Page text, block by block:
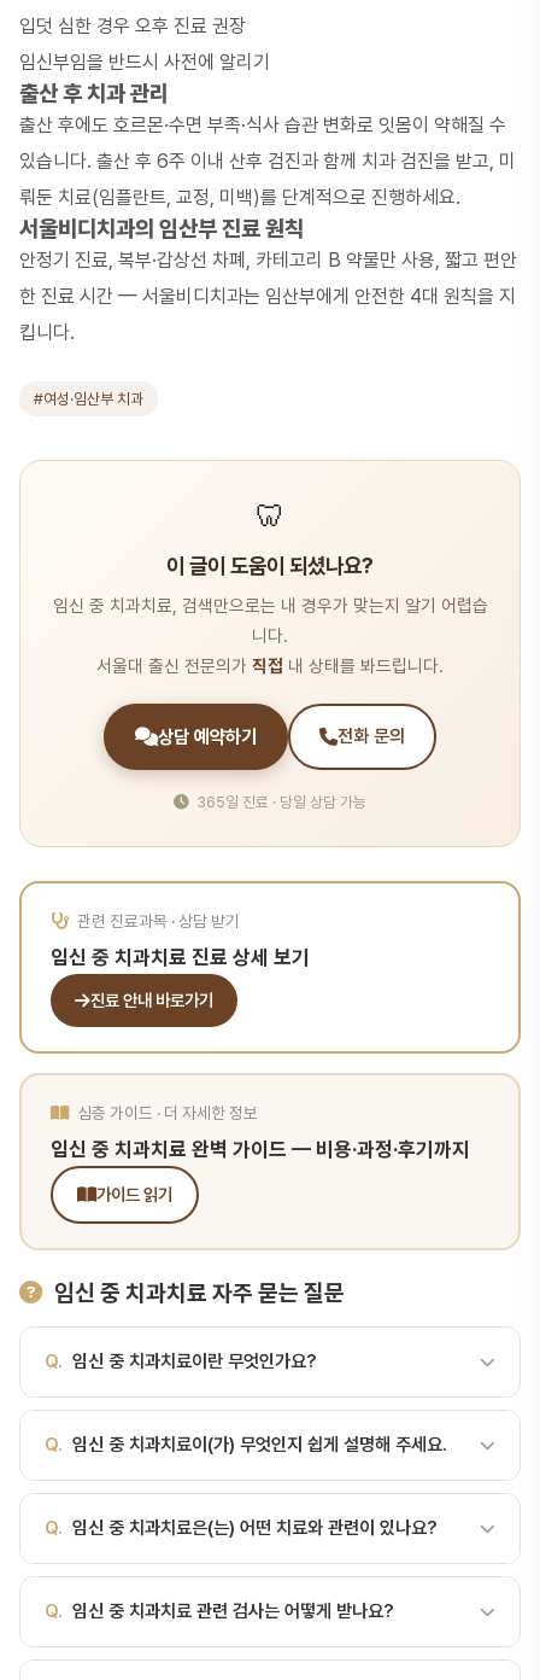
입덧 심한 경우 오후 진료 권장
임신부임을 반드시 사전에 알리기
출산 후 치과 관리
출산 후에도 호르몬·수면 부족·식사 습관 변화로 잇몸이 약해질 수
있습니다. 출산 후 6주 이내 산후 검진과 함께 치과 검진을 받고, 미
뤄둔 치료(임플란트, 교정, 미백)를 단계적으로 진행하세요.
서울비디치과의 임산부 진료 원칙
안정기 진료, 복부·갑상선 차폐, 카테고리 B 약물만 사용, 짧고 편안
한 진료 시간 — 서울비디치과는 임산부에게 안전한 4대 원칙을 지
킵니다.
#여성·임산부 치과
🦷
이 글이 도움이 되셨나요?
임신 중 치과치료, 검색만으로는 내 경우가 맞는지 알기 어렵습
니다.
서울대 출신 전문의가 직접 내 상태를 봐드립니다.
상담 예약하기 전화 문의
365일 진료 · 당일 상담 가능
관련 진료과목 · 상담 받기
임신 중 치과치료 진료 상세 보기
진료 안내 바로가기
심층 가이드 · 더 자세한 정보
임신 중 치과치료 완벽 가이드 — 비용·과정·후기까지
가이드 읽기
임신 중 치과치료 자주 묻는 질문
Q. 임신 중 치과치료이란 무엇인가요?
안정기에 적절히 시행하는 치과치료는 안전합니다. 임신 중 치과치료,
받아도 될까?많은 임산부가 "임신 중 치과치료를 받아도 되나?" 걱정
하지만, 안정기에 적절히 시행하는 치과치료는 안전합니다. 오히려 통
치과학회(ADA)와 산부인과학회는 임신 중 적극적 치과 관리를 권장
합니다.임신 시기별 치료 가능성시기주수치과치료 가능성임신 1기(초
Q. 임신 중 치과치료이(가) 무엇인지 쉽게 설명해 주세요.
정하지만, 안정기에 적절히 시행하는 치과치료는 안전합니다. 임신 중
치과치료, 받아도 될까?많은 임산부가 "임신 중 치과치료를 받아도 되
나?" 걱정하지만, 안정기에 적절히 시행하는 치과치료는 안전합니다.
니다. 미국치과학회(ADA)와 산부인과학회는 임신 중 적극적 치과 관
Q. 임신 중 치과치료은(는) 어떤 치료와 관련이 있나요?
립, 경과 관찰 등에 활용되는 개념입니다. 궁금하신 점은 진료 상담 시
자세히 안내해 드립니다.
Q. 임신 중 치과치료 관련 검사는 어떻게 받나요?